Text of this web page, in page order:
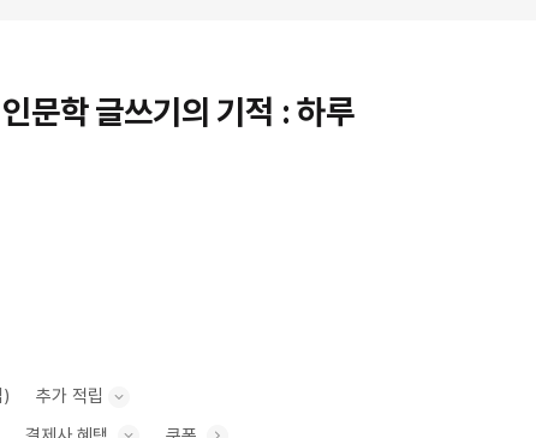
문학 글쓰기의 기적 : 하루
추가 적립